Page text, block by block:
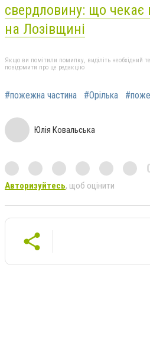
свердловину: що чекає
на Лозівщині
Якщо ви помітили помилку, виділіть необхідний
повідомити про це редакцію
#пожежна частина #Орілька
Юлія Ковальська
Авторизуйтесь, щоб оцінити